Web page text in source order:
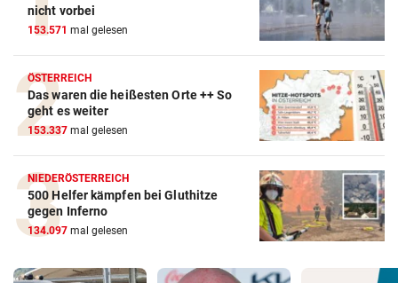
nicht vorbei
153.571 mal gelesen
ÖSTERREICH
Das waren die heißesten Orte ++ So
geht es weiter
153.337 mal gelesen
NIEDERÖSTERREICH
500 Helfer kämpfen bei Gluthitze
gegen Inferno
134.097 mal gelesen